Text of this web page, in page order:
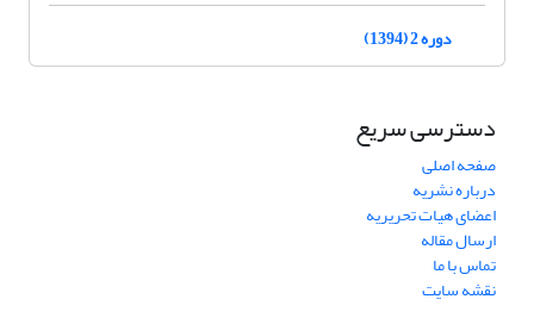
دوره 2 (1394)
دسترسی سریع
صفحه اصلی
درباره نشریه
اعضای هیات تحریریه
ارسال مقاله
تماس با ما
نقشه سایت